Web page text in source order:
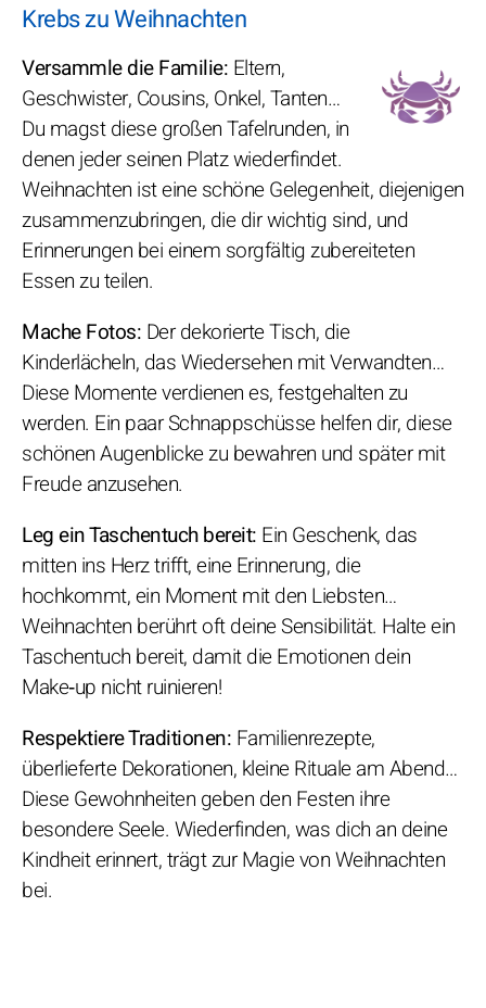
Krebs zu Weihnachten
Versammle die Familie: Eltern,
Geschwister, Cousins, Onkel, Tanten…
Du magst diese großen Tafelrunden, in
denen jeder seinen Platz wiederfindet.
Weihnachten ist eine schöne Gelegenheit, diejenigen
zusammenzubringen, die dir wichtig sind, und
Erinnerungen bei einem sorgfältig zubereiteten
Essen zu teilen.
Mache Fotos: Der dekorierte Tisch, die
Kinderlächeln, das Wiedersehen mit Verwandten…
Diese Momente verdienen es, festgehalten zu
werden. Ein paar Schnappschüsse helfen dir, diese
schönen Augenblicke zu bewahren und später mit
Freude anzusehen.
Leg ein Taschentuch bereit: Ein Geschenk, das
mitten ins Herz trifft, eine Erinnerung, die
hochkommt, ein Moment mit den Liebsten…
Weihnachten berührt oft deine Sensibilität. Halte ein
Taschentuch bereit, damit die Emotionen dein
Make‑up nicht ruinieren!
Respektiere Traditionen: Familienrezepte,
überlieferte Dekorationen, kleine Rituale am Abend…
Diese Gewohnheiten geben den Festen ihre
besondere Seele. Wiederfinden, was dich an deine
Kindheit erinnert, trägt zur Magie von Weihnachten
bei.